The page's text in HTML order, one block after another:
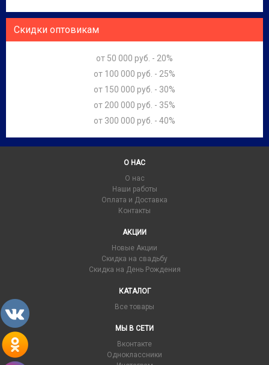
Скидки оптовикам
от 50 000 руб. - 20%
от 100 000 руб. - 25%
от 150 000 руб. - 30%
от 200 000 руб. - 35%
от 300 000 руб. - 40%
О НАС
О нас
Наши работы
Оплата и Доставка
Контакты
АКЦИИ
Новые Акции
Скидка на свадьбу
Скидка на День Рождения
КАТАЛОГ
Все товары
МЫ В СЕТИ
Вконтакте
Одноклассники